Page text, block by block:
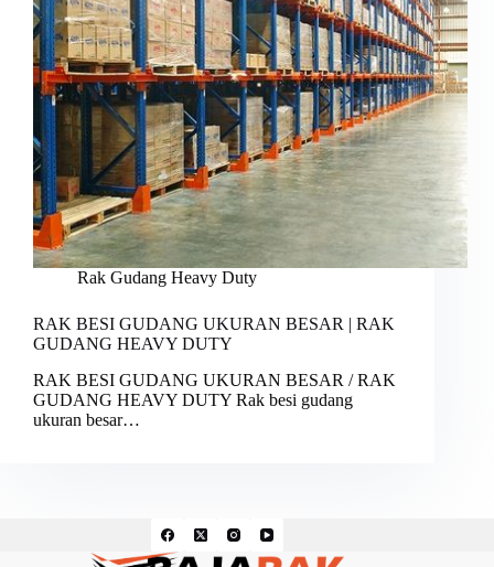
Rak Gudang Heavy Duty
RAK BESI GUDANG UKURAN BESAR | RAK
GUDANG HEAVY DUTY
RAK BESI GUDANG UKURAN BESAR / RAK
GUDANG HEAVY DUTY Rak besi gudang
ukuran besar…